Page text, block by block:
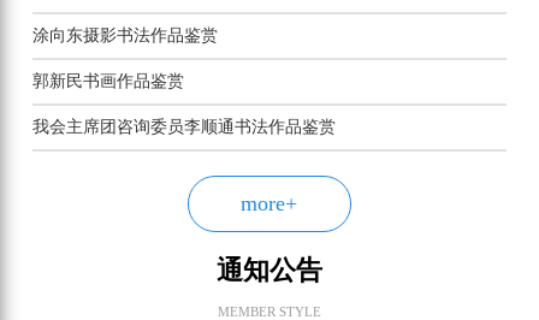
涂向东摄影书法作品鉴赏
郭新民书画作品鉴赏
我会主席团咨询委员李顺通书法作品鉴赏
more+
通知公告
MEMBER STYLE